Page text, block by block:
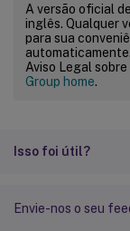
A versão oficial
inglês. Qualquer
para sua
Aviso Legal
Group home.
Isso foi útil?
Envie-nos o seu